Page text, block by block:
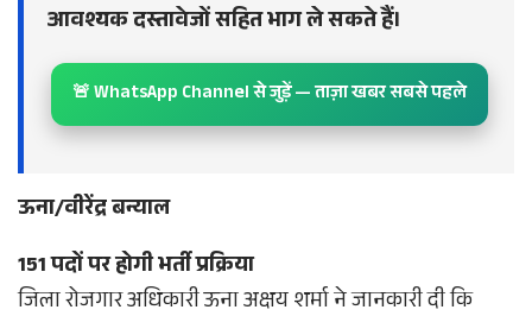
आवश्यक दस्तावेजों सहित भाग ले सकते हैं।
🚨 WhatsApp Channel से जुड़ें — ताज़ा खबर सबसे पहले
ऊना/वीरेंद्र बन्याल
151 पदों पर होगी भर्ती प्रक्रिया
जिला रोजगार अधिकारी ऊना अक्षय शर्मा ने जानकारी दी कि